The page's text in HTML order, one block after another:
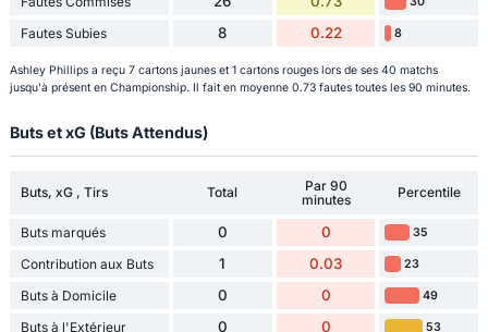
Fautes Subies 8 0.22 8
Ashley Phillips a reçu 7 cartons jaunes et 1 cartons rouges lors de ses 40 matchs
jusqu'à présent en Championship. Il fait en moyenne 0.73 fautes toutes les 90 minutes.
Buts et xG (Buts Attendus)
Buts, xG , Tirs Total
Par 90
minutes
Percentile
Buts marqués 0 0 35
Contribution aux Buts 1 0.03 23
Buts à Domicile 0 0 49
Buts à l'Extérieur 0 0 53